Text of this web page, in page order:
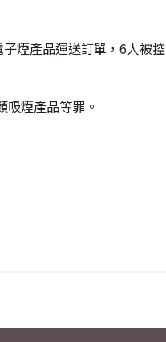
煙產品運送訂單，6人被控
煙產品等罪。